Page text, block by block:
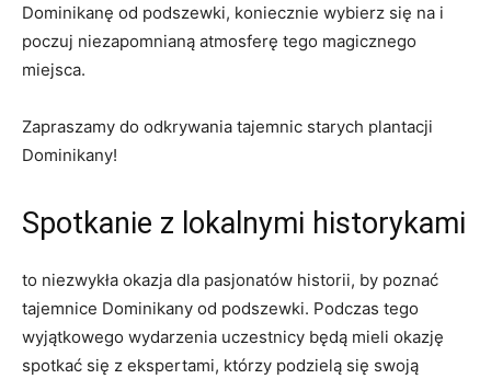
Dominikanę ⁣od ⁤podszewki, koniecznie⁢ wybierz się na i
⁤poczuj niezapomnianą atmosferę ​tego ⁢magicznego
miejsca.
Zapraszamy do⁤ odkrywania‍ tajemnic ‌starych plantacji
Dominikany!
Spotkanie z ‌lokalnymi historykami
‍to niezwykła okazja dla pasjonatów historii, by ‌poznać
‍tajemnice Dominikany od‌ podszewki. Podczas tego
wyjątkowego‌ wydarzenia uczestnicy będą mieli ⁢okazję
spotkać się z ekspertami, ⁢którzy podzielą się swoją